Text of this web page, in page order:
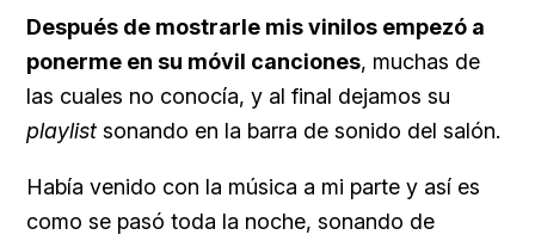
Después de mostrarle mis vinilos empezó a
ponerme en su móvil canciones, muchas de
las cuales no conocía, y al final dejamos su
playlist sonando en la barra de sonido del salón.
Había venido con la música a mi parte y así es
como se pasó toda la noche, sonando de